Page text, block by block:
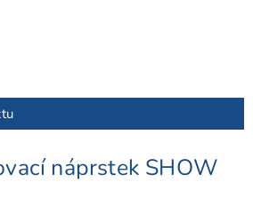
náprstek SHOW